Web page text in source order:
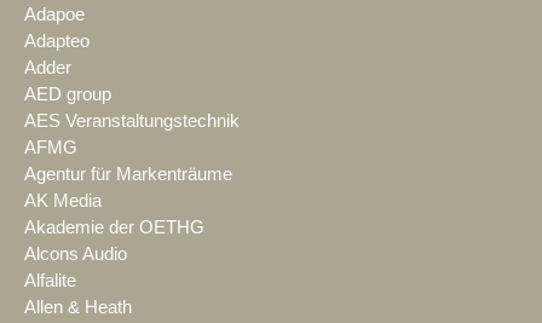
Adapoe
Adapteo
Adder
AED group
AES Veranstaltungstechnik
AFMG
Agentur für Markenträume
AK Media
Akademie der OETHG
Alcons Audio
Alfalite
Allen & Heath